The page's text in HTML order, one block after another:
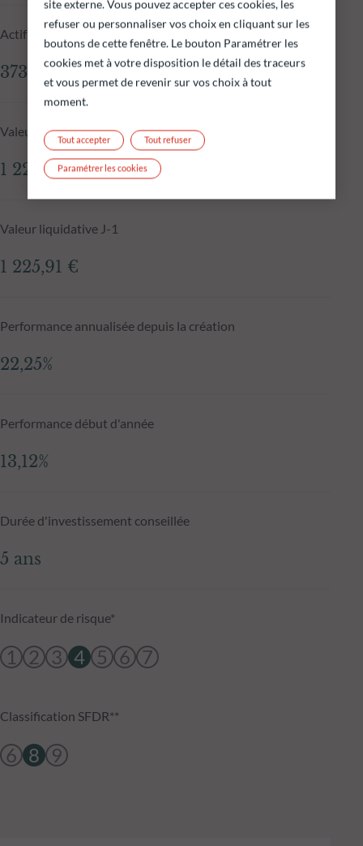
Actif net du fonds au 05.08.2026
373,93 M€
Valeur liquidative au 05.08.2026
1 225,23 €
Valeur liquidative J-1
1 225,91 €
Performance annualisée depuis la création
22,25%
Performance début d'année
13,12%
Durée d'investissement conseillée
5 ans
Indicateur de risque*
1 2 3 4 5 6 7
Classification SFDR**
6 8 9
site externe. Vous pouvez accepter ces cookies, les
refuser ou personnaliser vos choix en cliquant sur les
boutons de cette fenêtre. Le bouton Paramétrer les
cookies met à votre disposition le détail des traceurs
et vous permet de revenir sur vos choix à tout
moment.
Tout refuser
Tout accepter
Paramétrer les cookies